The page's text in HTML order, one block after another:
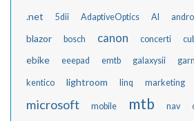
.net 5dii AdaptiveOptics AI
blazor bosch canon concerti
ebike eeepad emtb galaxysii
kentico lightroom linq marketing
microsoft mobile mtb nav